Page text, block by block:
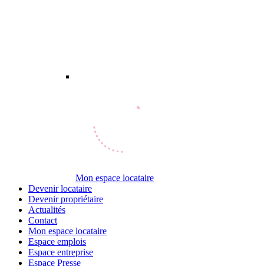
Mon espace locataire
Devenir locataire
Devenir propriétaire
Actualités
Contact
Mon espace locataire
Espace emplois
Espace entreprise
Espace Presse